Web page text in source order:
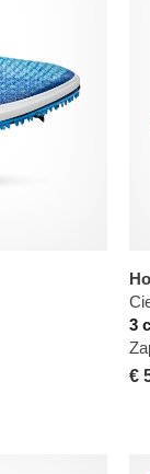
3
€